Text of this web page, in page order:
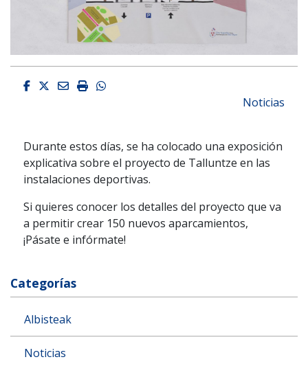
Facebook
Twitter
EmailImprimirWhatsapp
Noticias
Durante estos días, se ha colocado una exposición
explicativa sobre el proyecto de Talluntze en las
instalaciones deportivas.
Si quieres conocer los detalles del proyecto que va
a permitir crear 150 nuevos aparcamientos,
¡Pásate e infórmate!
Categorías
Albisteak
Noticias